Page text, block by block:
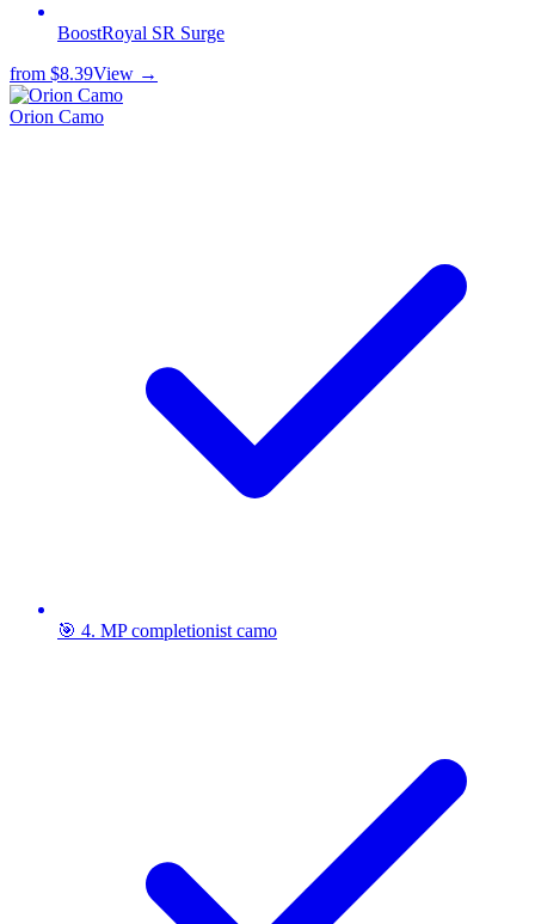
BoostRoyal SR Surge
from $8.39View →
Orion Camo
🎯 4. MP completionist camo